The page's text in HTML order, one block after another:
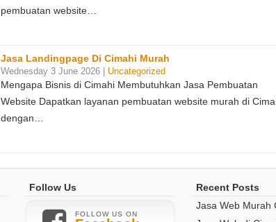
pembuatan website…
Jasa Landingpage Di Cimahi Murah
Wednesday 3 June 2026 | Uncategorized
Mengapa Bisnis di Cimahi Membutuhkan Jasa Pembuatan
Website Dapatkan layanan pembuatan website murah di
dengan…
Follow Us
FOLLOW US ON
Recent Posts
Jasa Web Murah